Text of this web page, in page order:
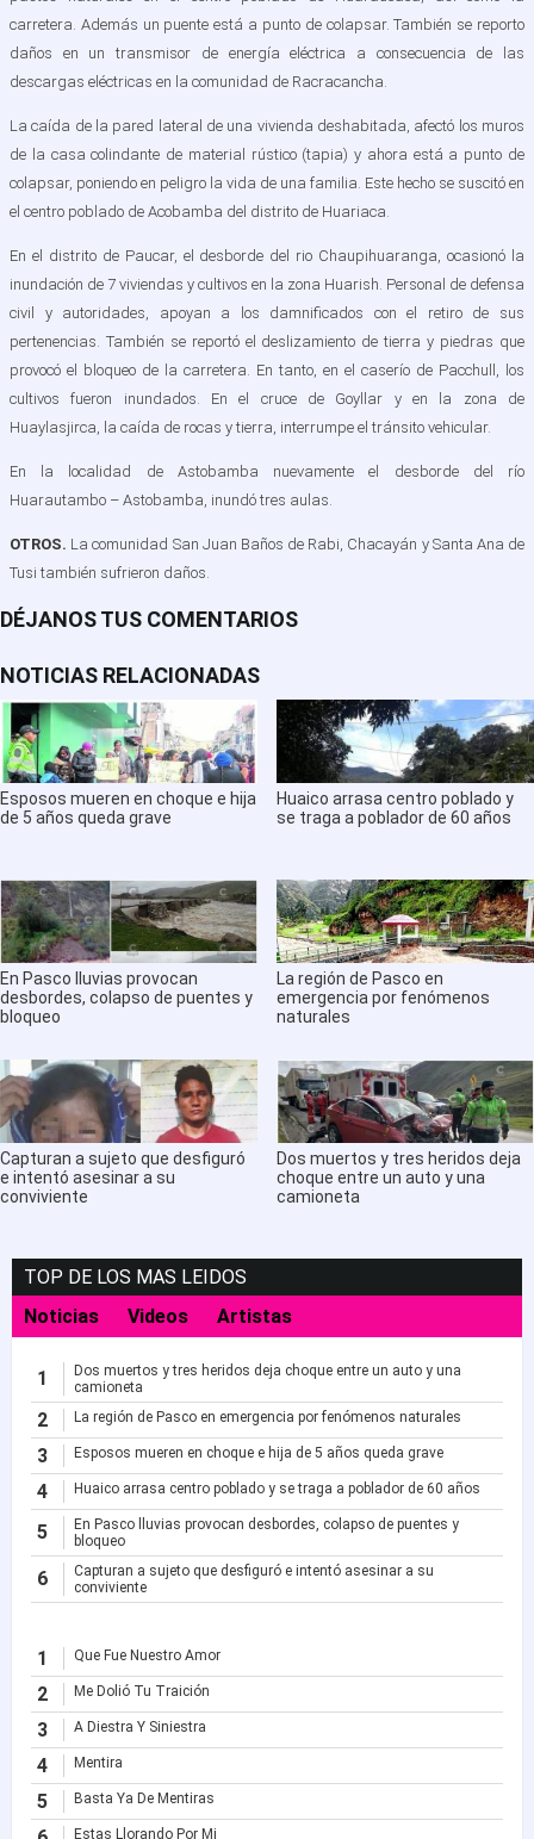
carretera. Además un puente está a punto de colapsar. También se reporto
daños en un transmisor de energía eléctrica a consecuencia de las
descargas eléctricas en la comunidad de Racracancha.
La caída de la pared lateral de una vivienda deshabitada, afectó los muros
de la casa colindante de material rústico (tapia) y ahora está a punto de
colapsar, poniendo en peligro la vida de una familia. Este hecho se suscitó en
el centro poblado de Acobamba del distrito de Huariaca.
En el distrito de Paucar, el desborde del rio Chaupihuaranga, ocasionó la
inundación de 7 viviendas y cultivos en la zona Huarish. Personal de defensa
civil y autoridades, apoyan a los damnificados con el retiro de sus
pertenencias. También se reportó el deslizamiento de tierra y piedras que
provocó el bloqueo de la carretera. En tanto, en el caserío de Pacchull, los
cultivos fueron inundados. En el cruce de Goyllar y en la zona de
Huaylasjirca, la caída de rocas y tierra, interrumpe el tránsito vehicular.
En la localidad de Astobamba nuevamente el desborde del río
Huarautambo – Astobamba, inundó tres aulas.
OTROS. La comunidad San Juan Baños de Rabi, Chacayán y Santa Ana de
Tusi también sufrieron daños.
DÉJANOS TUS COMENTARIOS
NOTICIAS RELACIONADAS
Esposos mueren en choque e hija
de 5 años queda grave
Huaico arrasa centro poblado y
se traga a poblador de 60 años
En Pasco lluvias provocan
desbordes, colapso de puentes y
bloqueo
La región de Pasco en
emergencia por fenómenos
naturales
Capturan a sujeto que desfiguró
e intentó asesinar a su
conviviente
Dos muertos y tres heridos deja
choque entre un auto y una
camioneta
TOP DE LOS MAS LEIDOS
Noticias
Videos Artistas
1
Dos muertos y tres heridos deja choque entre un auto y una
camioneta
2 La región de Pasco en emergencia por fenómenos naturales
3 Esposos mueren en choque e hija de 5 años queda grave
4 Huaico arrasa centro poblado y se traga a poblador de 60 años
5
En Pasco lluvias provocan desbordes, colapso de puentes y
bloqueo
6
Capturan a sujeto que desfiguró e intentó asesinar a su
conviviente
1 Que Fue Nuestro Amor
2 Me Dolió Tu Traición
3 A Diestra Y Siniestra
4 Mentira
5 Basta Ya De Mentiras
Estas Llorando Por Mi